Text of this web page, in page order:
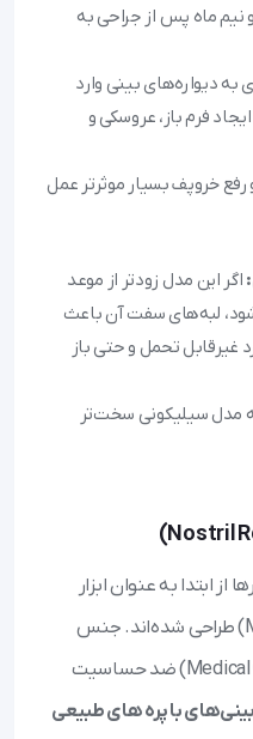
نیم ماه پس از جراحی به
به دیواره‌های بینی وارد
فرم باز، عروسکی و
رفع خروپف بسیار موثرتر عمل
اگر این مدل زودتر از موعد
لبه‌های سفت آن باعث
غیرقابل تحمل و حتی باز
مدل سیلیکونی سخت‌تر
از ابتدا به عنوان ابزار
تخصصی پزشکی (Medical Stent) طراحی شده‌اند. جنس
آن‌ها از سیلیکون پزشکی (Medical Grade) ضد حساسیت
بینی‌های با پره های طبیعی